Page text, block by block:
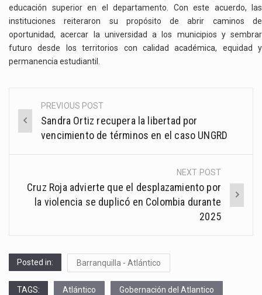
educación superior en el departamento. Con este acuerdo, las
instituciones reiteraron su propósito de abrir caminos de
oportunidad, acercar la universidad a los municipios y sembrar
futuro desde los territorios con calidad académica, equidad y
permanencia estudiantil.
Post
navigation
PREVIOUS POST
Sandra Ortiz recupera la libertad por
vencimiento de términos en el caso UNGRD
NEXT POST
Cruz Roja advierte que el desplazamiento por
la violencia se duplicó en Colombia durante
2025
Posted in: Barranquilla - Atlántico
TAGS: Atlántico Gobernación del Atlantico